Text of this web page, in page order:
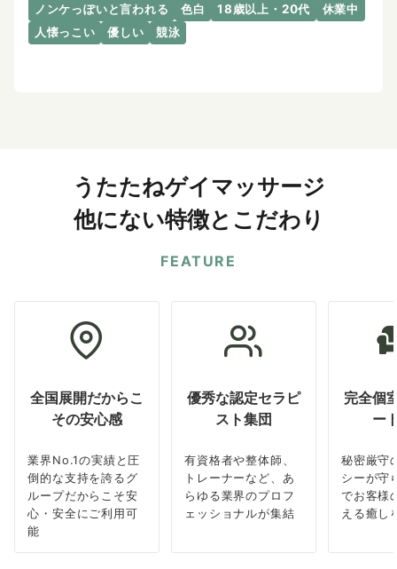
ノンケっぽいと言われる 色白 18歳以上・20代
休業中
人懐っこい
優しい 競泳
うたたねゲイマッサージ
他にない特徴とこだわり
FEATURE
全国展開だからこ
その安心感
業界No.1の実績と圧
倒的な支持を誇るグ
ループだからこそ安
心・安全にご利用可
能
優秀な認定セラピ
スト集団
有資格者や整体師、
トレーナーなど、あ
らゆる業界のプロフ
ェッショナルが集結
完全個
ー
秘密厳守
シーが守
でお客様
える癒し